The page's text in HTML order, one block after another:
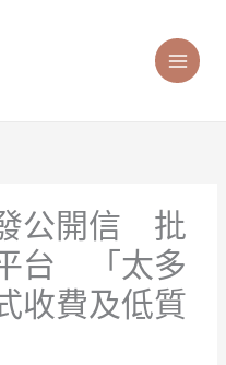
公開信 批
台 「太多
收費及低質